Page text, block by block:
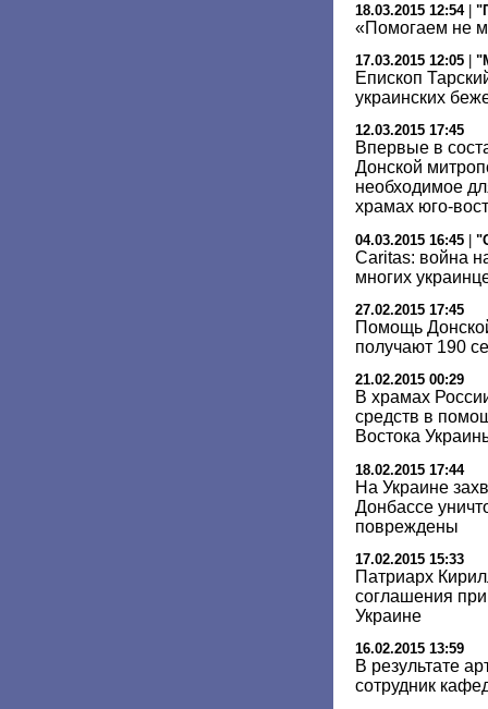
18.03.2015 12:54|
«Помогаем не
17.03.2015 12:05
Епископ
украинских
12.03.2015 17:45
Впервые в
Донской
необходимое
храмах юго-
04.03.2015 16:45 |
Caritas: война
многих
27.02.2015 17:45
Помощь
получают 190
21.02.2015 00:29
В храмах
средств в
Востока
18.02.2015 17:44
На Украине
Донбассе
повреждены
17.02.2015 15:33
Патриарх
соглашения
Украине
16.02.2015 13:59
В результате
сотрудник